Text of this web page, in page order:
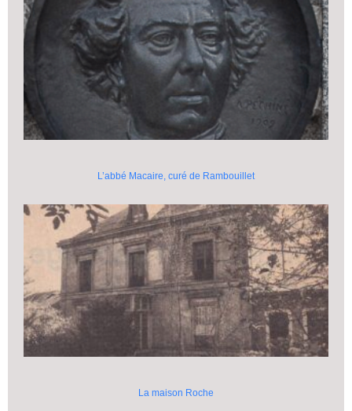
L’abbé Macaire, curé de Rambouillet
La maison Roche